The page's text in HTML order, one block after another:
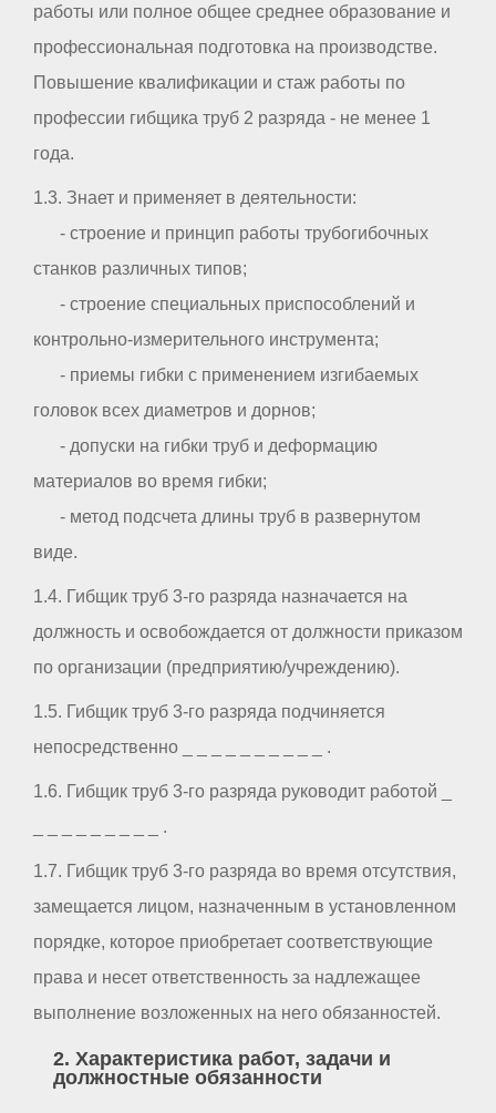
работы или полное общее среднее образование и
профессиональная подготовка на производстве.
Повышение квалификации и стаж работы по
профессии гибщика труб 2 разряда - не менее 1
года.
1.3. Знает и применяет в деятельности:
- строение и принцип работы трубогибочных
станков различных типов;
- строение специальных приспособлений и
контрольно-измерительного инструмента;
- приемы гибки с применением изгибаемых
головок всех диаметров и дорнов;
- допуски на гибки труб и деформацию
материалов во время гибки;
- метод подсчета длины труб в развернутом
виде.
1.4. Гибщик труб 3-го разряда назначается на
должность и освобождается от должности приказом
по организации (предприятию/учреждению).
1.5. Гибщик труб 3-го разряда подчиняется
непосредственно _ _ _ _ _ _ _ _ _ _ .
1.6. Гибщик труб 3-го разряда руководит работой _
_ _ _ _ _ _ _ _ _ .
1.7. Гибщик труб 3-го разряда во время отсутствия,
замещается лицом, назначенным в установленном
порядке, которое приобретает соответствующие
права и несет ответственность за надлежащее
выполнение возложенных на него обязанностей.
2. Характеристика работ, задачи и
должностные обязанности